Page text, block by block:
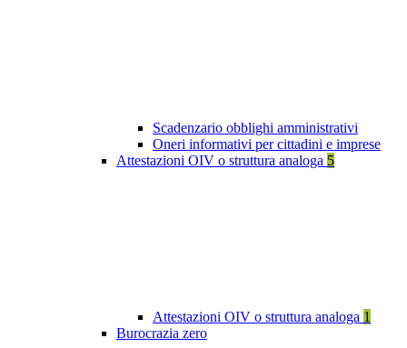
Scadenzario obblighi amministrativi
Oneri informativi per cittadini e imprese
Attestazioni OIV o struttura analoga 5
Attestazioni OIV o struttura analoga 1
Burocrazia zero